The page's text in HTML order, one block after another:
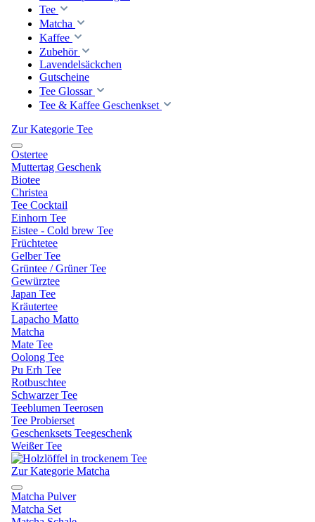
Tee
Matcha
Kaffee
Zubehör
Lavendelsäckchen
Gutscheine
Tee Glossar
Tee & Kaffee Geschenkset
Zur Kategorie Tee
Ostertee
Muttertag Geschenk
Biotee
Christea
Tee Cocktail
Einhorn Tee
Eistee - Cold brew Tee
Früchtetee
Gelber Tee
Grüntee / Grüner Tee
Gewürztee
Japan Tee
Kräutertee
Lapacho Matto
Matcha
Mate Tee
Oolong Tee
Pu Erh Tee
Rotbuschtee
Schwarzer Tee
Teeblumen Teerosen
Tee Probierset
Geschenksets Teegeschenk
Weißer Tee
Zur Kategorie Matcha
Matcha Pulver
Matcha Set